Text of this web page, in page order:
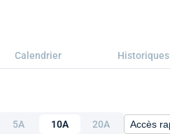
Calendrier Historiques
5A 10A 20A